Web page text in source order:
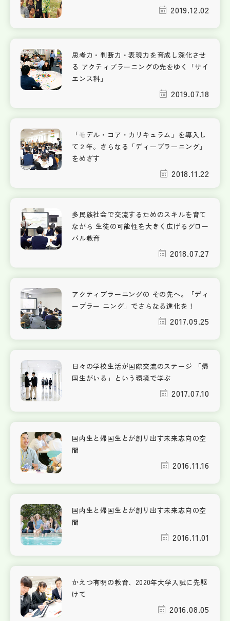
2019.12.02
思考力・判断力・表現力を育成し深化させ
る アクティブラーニングの先をゆく「サイ
エンス科」
2019.07.18
「モデル・コア・カリキュラム」を導入し
て２年。さらなる「ディープラーニング」
をめざす
2018.11.22
多民族社会で交流するためのスキルを育て
ながら 生徒の可能性を大きく広げるグロー
バル教育
2018.07.27
アクティブラーニングの その先へ。「ディ
ープラー ニング」でさらなる進化を！
2017.09.25
日々の学校生活が国際交流のステージ 「帰
国生がいる」という環境で学ぶ
2017.07.10
国内生と帰国生とが創り出す未来志向の空
間
2016.11.16
国内生と帰国生とが創り出す未来志向の空
間
2016.11.01
かえつ有明の教育、2020年大学入試に先駆
けて
2016.08.05